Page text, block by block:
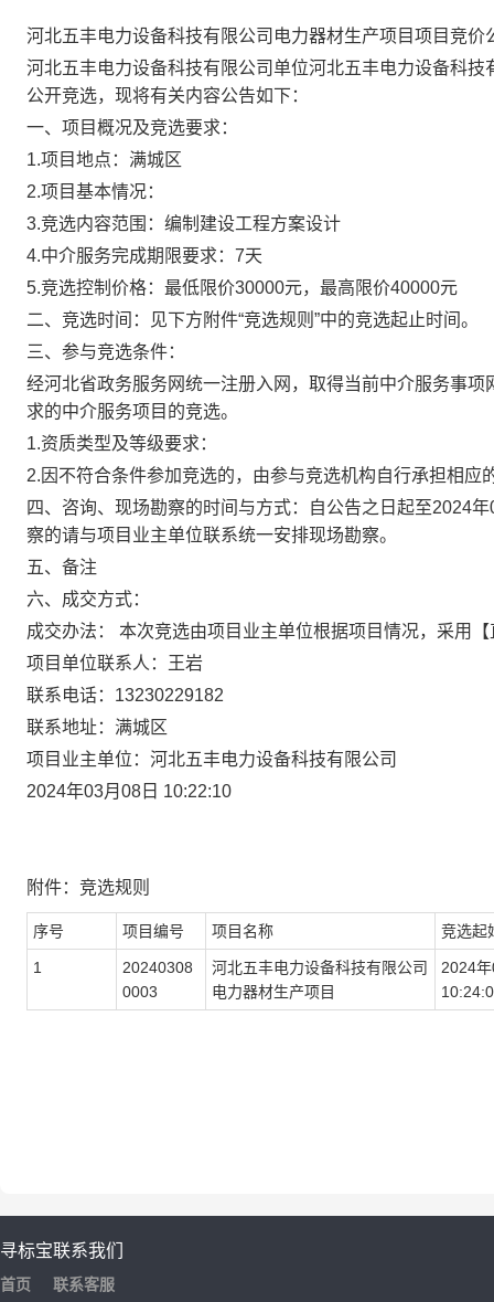
河北五丰电力设备科技有限公司电力器材生产项目项目竞价
河北五丰电力设备科技有限公司单位河北五丰电力设备科技
公开竞选，现将有关内容公告如下：
一、项目概况及竞选要求：
1.项目地点： 满城区
2.项目基本情况：
3.竞选内容范围： 编制建设工程方案设计
4.中介服务完成期限要求： 7天
5.竞选控制价格：最低限价30000元，最高限价40000元
二、 竞选时间：见下方附件“竞选规则”中的竞选起止时间。
三、 参与竞选条件：
经河北省政务服务网统一注册入网，取得当前中介服务事项
求的中介服务项目的竞选。
1.资质类型及等级要求：
2. 因不符合条件参加竞选的，由参与竞选机构自行承担相应
四、咨询、现场勘察的时间与方式： 自公告之日起至2024
察的请与项目 业主单位联系统一安排现场勘察。
五、备注
六、成交方式：
成交办法： 本次竞选由项目业主单位根据项目情况，采用
项目单位联系人：
王岩
联系电话： 13230229182
联系地址： 满城区
项目 业主单位： 河北五丰电力设备科技有限公司
2024年03月08日 10:22:10
附件： 竞选规则
序号 项目编号 项目名称 竞选起
1
20240308
0003
河北五丰电力设备科技有限公司
电力器材生产项目
2024年
10
寻标宝
首页
联系我们
联系客服